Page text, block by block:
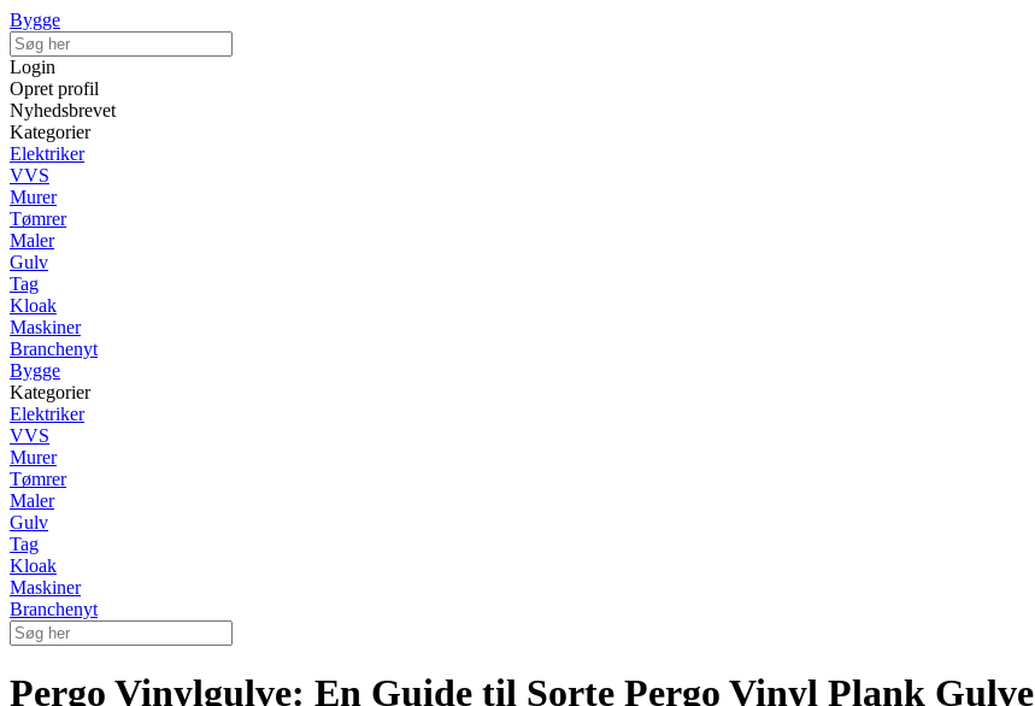
Bygge
Login
Opret profil
Nyhedsbrevet
Kategorier
Elektriker
VVS
Murer
Tømrer
Maler
Gulv
Tag
Kloak
Maskiner
Branchenyt
Bygge
Kategorier
Elektriker
VVS
Murer
Tømrer
Maler
Gulv
Tag
Kloak
Maskiner
Branchenyt
Pergo Vinylgulve: En Guide til Sorte Pergo Vinyl Plank Gulve